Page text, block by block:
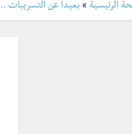
الرئيسية » بعيدا عن التسريبات .. 20 معلومة عن بنما